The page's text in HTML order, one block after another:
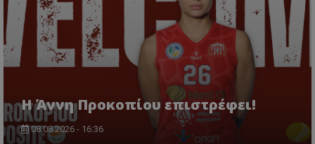
Η Άννη Προκοπίου επιστρέφει!
08.08.2026 - 16:36